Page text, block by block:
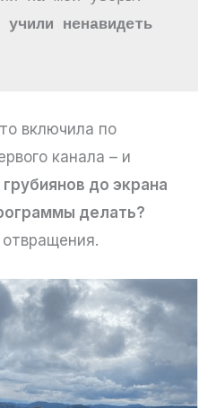
ненавидеть
включила по
канала – и
грубиянов до экрана
делать?